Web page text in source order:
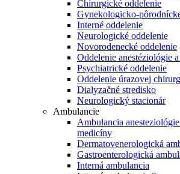
Chirurgické oddelenie
Gynekologicko-
Interné oddelenie
Neurologické oddelenie
Novorodenecké oddelenie
Oddelenie anestéziológie
Psychiatrické oddelenie
Oddelenie úrazovej
Dialyzačné stredisko
Neurologický stacionár
Ambulancie
Ambulancia
medicíny
Dermatovenerologická
Gastroenterologická
Interná ambulancia